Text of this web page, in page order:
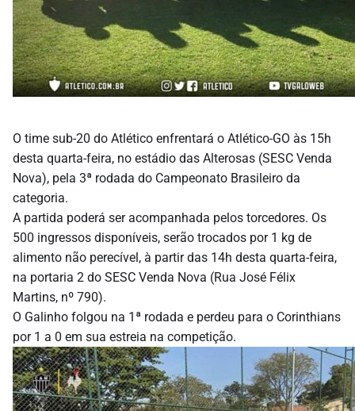
O time sub-20 do Atlético enfrentará o Atlético-GO às 15h
desta quarta-feira, no estádio das Alterosas (SESC Venda
Nova), pela 3ª rodada do Campeonato Brasileiro da
categoria.
A partida poderá ser acompanhada pelos torcedores. Os
500 ingressos disponíveis, serão trocados por 1 kg de
alimento não perecível, à partir das 14h desta quarta-feira,
na portaria 2 do SESC Venda Nova (Rua José Félix
Martins, nº 790).
O Galinho folgou na 1ª rodada e perdeu para o Corinthians
por 1 a 0 em sua estreia na competição.